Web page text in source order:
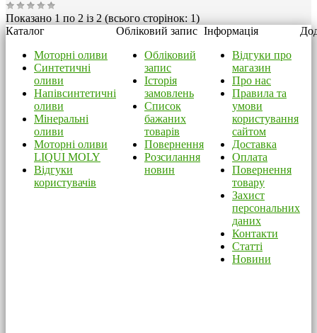
Показано 1 по 2 із 2 (всього сторінок: 1)
Каталог
Моторні оливи
Синтетичні
оливи
Напівсинтетичні
оливи
Мінеральні
оливи
Моторні оливи
LIQUI MOLY
Відгуки
користувачів
Обліковий запис
Обліковий
запис
Історія
замовлень
Список
бажаних
товарів
Повернення
Розсилання
новин
Інформація
Відгуки про
магазин
Про нас
Правила та
умови
користування
сайтом
Доставка
Оплата
Повернення
товару
Захист
персональних
даних
Контакти
Статті
Новини